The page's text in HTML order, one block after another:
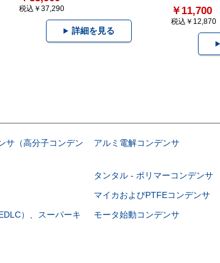
税込￥37,290
詳細を見る
￥11,700
税込￥12,870
サ（高分子コンデン
アルミ電解コンデンサ
タンタル - ポリマーコンデンサ
マイカおよびPTFEコンデンサ
）、スーパーキ
モータ始動コンデンサ